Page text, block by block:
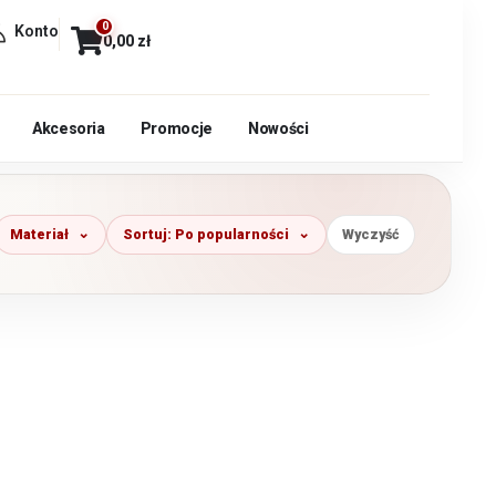
Konto 0
0,00 zł
Akcesoria Promocje Nowości
Materiał Sortuj: Po popularności Wyczyść